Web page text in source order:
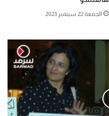
الجمعة 22 سبتمبر 2023